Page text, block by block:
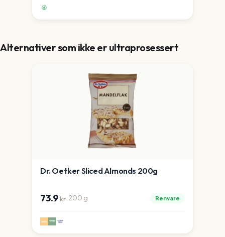
Alternativer som ikke er ultraprosessert
Dr. Oetker Sliced Almonds 200g
73.9kr·200 g Renvare